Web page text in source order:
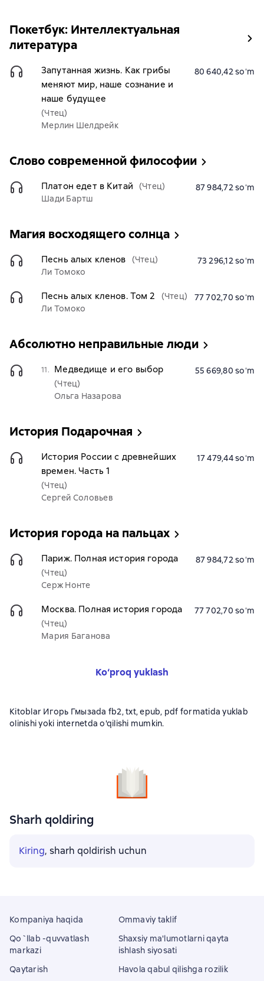
Покетбук: Интеллектуальная
литература
Запутанная жизнь. Как грибы
меняют мир, наше сознание и
наше будущее
(Чтец)
Мерлин Шелдрейк
80 640,42 soʻm
Слово современной философии
Платон едет в Китай
(Чтец)
Шади Бартш
87 984,72 soʻm
Магия восходящего солнца
Песнь алых кленов
(Чтец)
Ли Томоко
73 296,12 soʻm
Песнь алых кленов. Том 2
(Чтец)
Ли Томоко
77 702,70 soʻm
Абсолютно неправильные люди
11. Медведище и его выбор
(Чтец)
Ольга Назарова
55 669,80 soʻm
История Подарочная
История России с древнейших
времен. Часть 1
(Чтец)
Сергей Соловьев
17 479,44 soʻm
История города на пальцах
Париж. Полная история города
(Чтец)
Серж Нонте
87 984,72 soʻm
Москва. Полная история города
(Чтец)
Мария Баганова
77 702,70 soʻm
Ko‘proq yuklash
Kitoblar Игорь Гмызаda fb2, txt, epub, pdf formatida yuklab
olinishi yoki internetda o'qilishi mumkin.
Sharh qoldiring
Kiring, sharh qoldirish uchun
Kompaniya haqida
Qo`llab -quvvatlash
markazi
Qaytarish
Ommaviy taklif
Shaxsiy ma'lumotlarni qayta
ishlash siyosati
Havola qabul qilishga rozilik